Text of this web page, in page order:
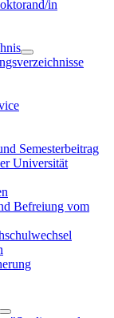
in
Semesterbeitrag
Universität
Befreiung vom